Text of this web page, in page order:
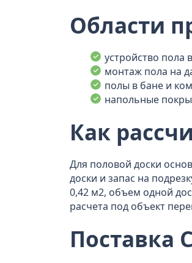
Области
устройство пола
монтаж пола на
полы в бане и
напольные
Как
Для половой доски
доски и запас на
0,42 м2, объем одной
расчета под объект
Поставка